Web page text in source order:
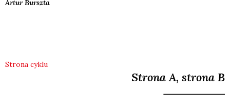
ArturBurszta
Strona cyklu
Strona A, strona B